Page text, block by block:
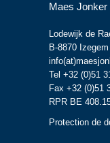
Maes Jonker
Lodewijk de
B-8870 Izegem
Tel +32 (0)51
Fax +32 (0)51
RPR BE
Protection de